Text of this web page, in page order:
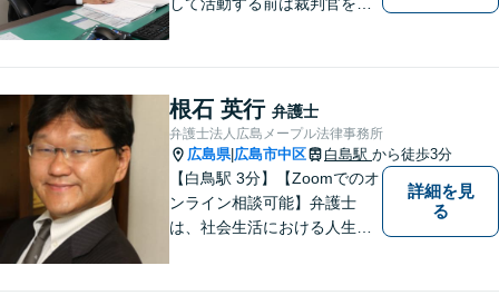
と思っています。少しでも何
か気になることがありました
ら、お気軽にご相談くださ
い。
根石 英行 弁護士
弁護士法人広島メープル法律事務所
広島県| 広島市中区 白島駅 から徒歩3分
【白鳥駅 3分】【Zoomでのオ
ンライン相談可能】弁護士
は、社会生活における人生の
詳細を見
る